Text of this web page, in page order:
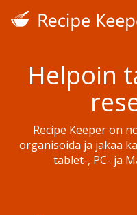
Helpoin
Recipe Keeper on
organisoida ja jakaa
tablet-, PC- ja